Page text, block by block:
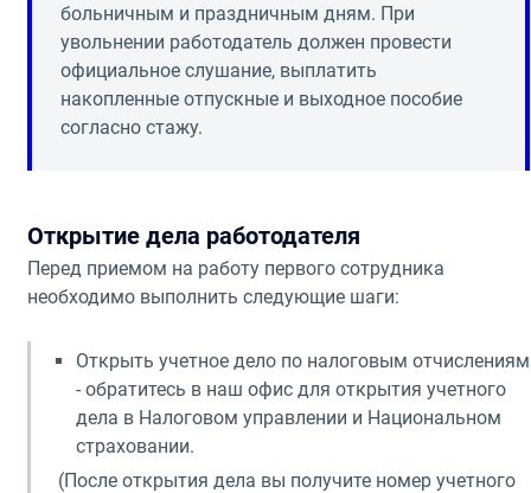
больничным и праздничным дням. При
увольнении работодатель должен провести
официальное слушание, выплатить
накопленные отпускные и выходное пособие
согласно стажу.
Открытие дела работодателя
Перед приемом на работу первого сотрудника
необходимо выполнить следующие шаги:
Открыть учетное дело по налоговым отчислениям
- обратитесь в наш офис для открытия учетного
дела в Налоговом управлении и Национальном
страховании.
(После открытия дела вы получите номер учетного